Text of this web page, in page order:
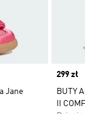
Jane
Price
299 zł
BUTY
II